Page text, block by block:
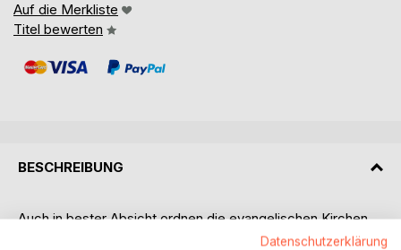
Auf die Merkliste
Titel bewerten
BESCHREIBUNG
Auch in bester Absicht ordnen die evangelischen Kirchen
so viel, dass sie dem Heiligen Geist zu wenig Platz lassen
Datenschutzerklärung